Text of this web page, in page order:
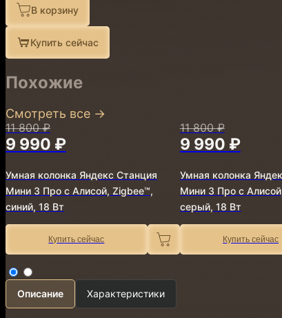
В корзину
Купить сейчас
Похожие
Смотреть все →
11 800 ₽
9 990 ₽
Умная колонка Яндекс Станция
Мини 3 Про с Алисой, Zigbee™,
синий, 18 Вт
Купить сейчас
11 800 ₽
9 990 ₽
Умная колонка
Мини 3 Про с
серый, 18 Вт
Купить сейчас
Описание Характеристики